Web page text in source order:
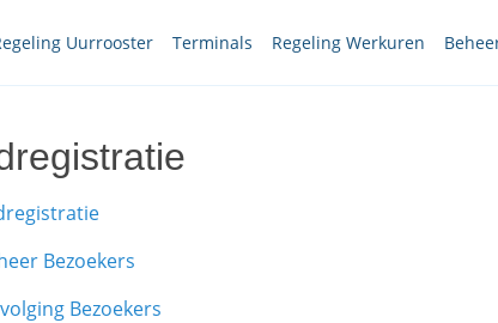
Uurrooster Terminals Regeling Werkuren
Bezoekers
Bezoekers